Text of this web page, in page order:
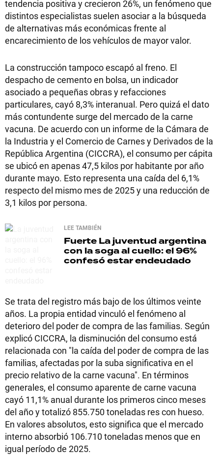
tendencia positiva y crecieron 26%, un fenómeno que
distintos especialistas suelen asociar a la búsqueda
de alternativas más económicas frente al
encarecimiento de los vehículos de mayor valor.
La construcción tampoco escapó al freno. El
despacho de cemento en bolsa, un indicador
asociado a pequeñas obras y refacciones
particulares, cayó 8,3% interanual. Pero quizá el dato
más contundente surge del mercado de la carne
vacuna. De acuerdo con un informe de la Cámara de
la Industria y el Comercio de Carnes y Derivados de la
República Argentina (CICCRA), el consumo per cápita
se ubicó en apenas 47,5 kilos por habitante por año
durante mayo. Esto representa una caída del 6,1%
respecto del mismo mes de 2025 y una reducción de
3,1 kilos por persona.
LEE TAMBIÉN
Fuerte La juventud argentina
con la soga al cuello: el 96%
confesó estar endeudado
Se trata del registro más bajo de los últimos veinte
años. La propia entidad vinculó el fenómeno al
deterioro del poder de compra de las familias. Según
explicó CICCRA, la disminución del consumo está
relacionada con "la caída del poder de compra de las
familias, afectadas por la suba significativa en el
precio relativo de la carne vacuna". En términos
generales, el consumo aparente de carne vacuna
cayó 11,1% anual durante los primeros cinco meses
del año y totalizó 855.750 toneladas res con hueso.
En valores absolutos, esto significa que el mercado
interno absorbió 106.710 toneladas menos que en
igual período de 2025.